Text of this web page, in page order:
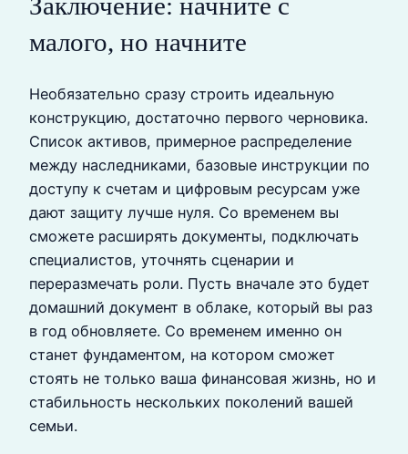
малого, но начните
Необязательно сразу строить идеальную
конструкцию, достаточно первого черновика.
Список активов, примерное распределение
между наследниками, базовые инструкции по
доступу к счетам и цифровым ресурсам уже
дают защиту лучше нуля. Со временем вы
сможете расширять документы, подключать
специалистов, уточнять сценарии и
переразмечать роли. Пусть вначале это будет
домашний документ в облаке, который вы раз
в год обновляете. Со временем именно он
станет фундаментом, на котором сможет
стоять не только ваша финансовая жизнь, но и
стабильность нескольких поколений вашей
семьи.